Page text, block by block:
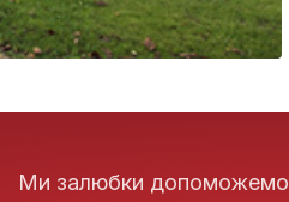
Ми залюбки допоможемо